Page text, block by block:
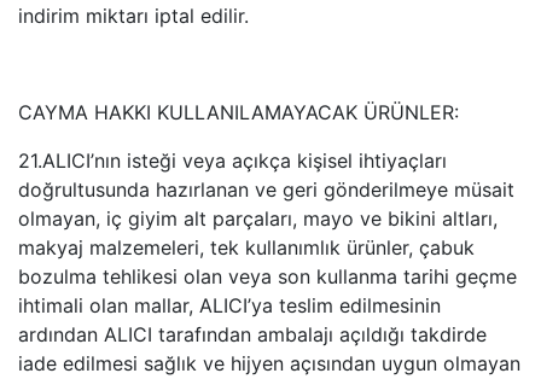
indirim miktarı iptal edilir.
CAYMA HAKKI KULLANILAMAYACAK ÜRÜNLER:
21.ALICI’nın isteği veya açıkça kişisel ihtiyaçları
doğrultusunda hazırlanan ve geri gönderilmeye müsait
olmayan, iç giyim alt parçaları, mayo ve bikini altları,
makyaj malzemeleri, tek kullanımlık ürünler, çabuk
bozulma tehlikesi olan veya son kullanma tarihi geçme
ihtimali olan mallar, ALICI’ya teslim edilmesinin
ardından ALICI tarafından ambalajı açıldığı takdirde
iade edilmesi sağlık ve hijyen açısından uygun olmayan